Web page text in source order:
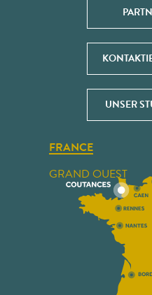
UNSER
FRANCE
GRAND OUEST